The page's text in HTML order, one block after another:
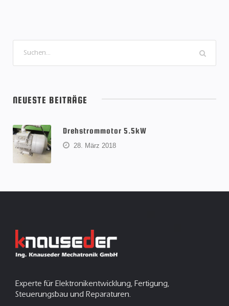
NEUESTE BEITRÄGE
Drehstrommotor 5.5kW
28. März 2018
Experte für Elektronikentwicklung, Fertigung,
Steuerungsbau und Reparaturen.